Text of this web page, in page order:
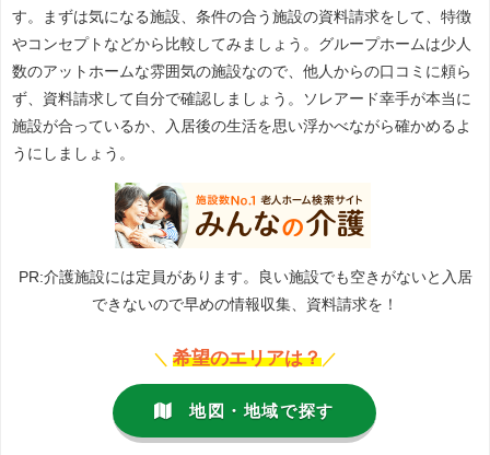
す。まずは気になる施設、条件の合う施設の資料請求をして、特徴
やコンセプトなどから比較してみましょう。グループホームは少人
数のアットホームな雰囲気の施設なので、他人からの口コミに頼ら
ず、資料請求して自分で確認しましょう。ソレアード幸手が本当に
施設が合っているか、入居後の生活を思い浮かべながら確かめるよ
うにしましょう。
PR:介護施設には定員があります。良い施設でも空きがないと入居
できないので早めの情報収集、資料請求を！
＼ 希望のエリアは？ ／
地図・地域で探す